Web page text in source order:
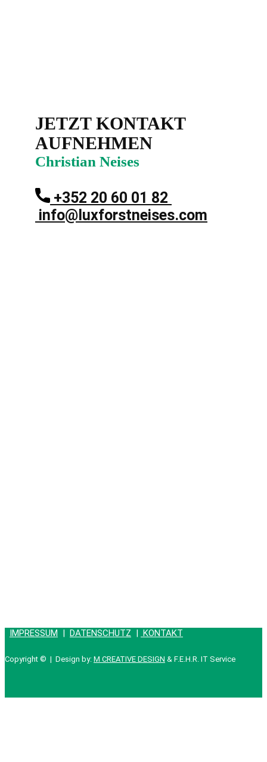
JETZT KONTAKT
AUFNEHMEN
Christian Neises
+352 20 60 01 82
info@luxforstneises.com
IMPRESSUM | DATENSCHUTZ | KONTAKT
Copyright © | Design by: M CREATIVE DESIGN & F.E.H.R. IT Service